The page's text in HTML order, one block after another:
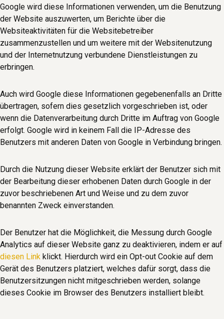
Google wird diese Informationen verwenden, um die Benutzung
der Website auszuwerten, um Berichte über die
Websiteaktivitäten für die Websitebetreiber
zusammenzustellen und um weitere mit der Websitenutzung
und der Internetnutzung verbundene Dienstleistungen zu
erbringen.
Auch wird Google diese Informationen gegebenenfalls an Dritte
übertragen, sofern dies gesetzlich vorgeschrieben ist, oder
wenn die Datenverarbeitung durch Dritte im Auftrag von Google
erfolgt. Google wird in keinem Fall die IP-Adresse des
Benutzers mit anderen Daten von Google in Verbindung bringen.
Durch die Nutzung dieser Website erklärt der Benutzer sich mit
der Bearbeitung dieser erhobenen Daten durch Google in der
zuvor beschriebenen Art und Weise und zu dem zuvor
benannten Zweck einverstanden.
Der Benutzer hat die Möglichkeit, die Messung durch Google
Analytics auf dieser Website ganz zu deaktivieren, indem er auf
diesen Link klickt. Hierdurch wird ein Opt-out Cookie auf dem
Gerät des Benutzers platziert, welches dafür sorgt, dass die
Benutzersitzungen nicht mitgeschrieben werden, solange
dieses Cookie im Browser des Benutzers installiert bleibt.